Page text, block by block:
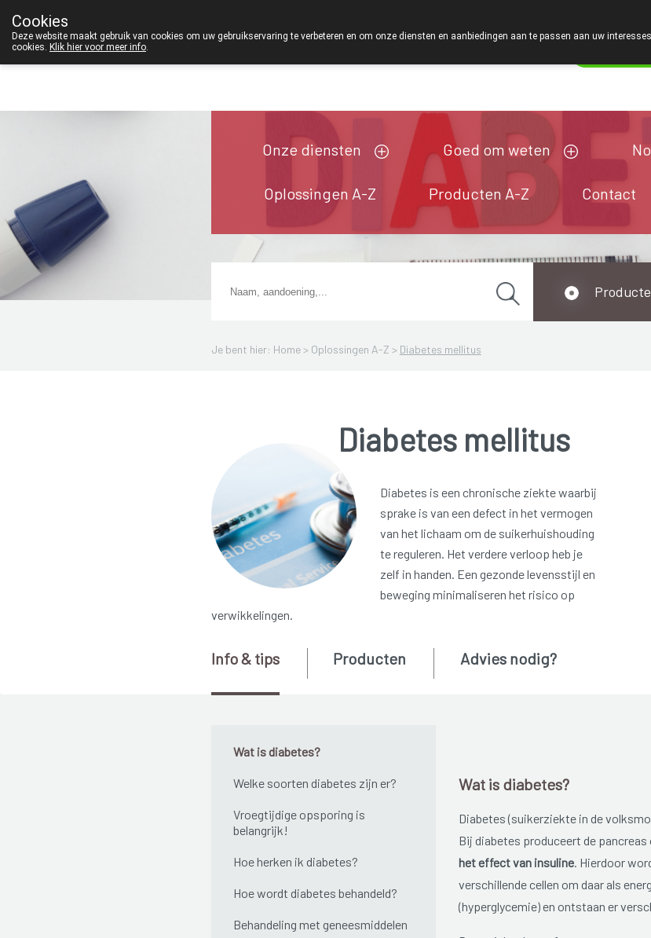
Apotheek TEST
Onze diensten Goed om weten
Oplossingen A-Z Producten A-Z Contact
Je bent hier: Home > Oplossingen A-Z > Diabetes mellitus
Diabetes mellitus
Diabetes is een chronische ziekte waarbij
sprake is van een defect in het vermogen
van het lichaam om de suikerhuishouding
te reguleren. Het verdere verloop heb je
zelf in handen. Een gezonde levensstijl en
beweging minimaliseren het risico op
verwikkelingen.
Wat is diabetes?
Welke soorten diabetes zijn er?
Vroegtijdige opsporing is
belangrijk!
Hoe herken ik diabetes?
Hoe wordt diabetes behandeld?
Behandeling met geneesmiddelen
Info & tips Producten Advies nodig?
Wat is diabetes?
Diabetes (suikerziekte in de
Bij diabetes produceert de
het effect van insuline. Hierdoor
verschillende cellen om daar als
(hyperglycemie) en ontstaan er
Cookies
Deze website maakt gebruik van cookies om uw gebruikservaring te verbeteren en om onze diensten en aanbiedingen aan te passen aan uw
cookies. Klik hier voor meer info.